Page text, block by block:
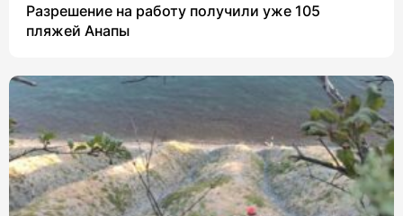
Разрешение на работу получили уже 105
пляжей Анапы